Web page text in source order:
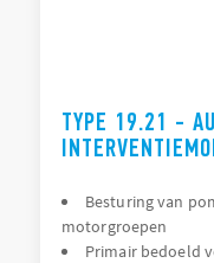
TYPE 19.21 -
Besturing van
motorgroepen
Primair bedoeld